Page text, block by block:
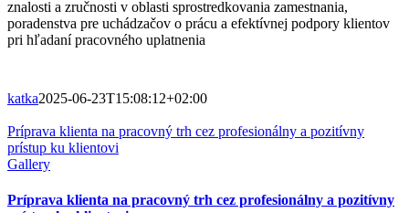
znalosti a zručnosti v oblasti sprostredkovania zamestnania,
poradenstva pre uchádzačov o prácu a efektívnej podpory klientov
pri hľadaní pracovného uplatnenia
katka2025-06-23T15:08:12+02:00
Príprava klienta na pracovný trh cez profesionálny a pozitívny
prístup ku klientovi
Gallery
Príprava klienta na pracovný trh cez profesionálny a pozitívny